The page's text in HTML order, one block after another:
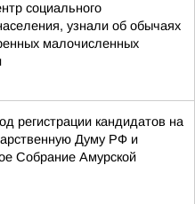
социального
узнали об обычаях
малочисленных
регистрации кандидатов на
Думу РФ и
Собрание Амурской